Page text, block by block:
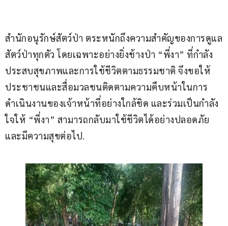
สำนักอนุรักษ์สัตว์ป่า ตระหนักถึงความสำคัญของการดูแล
สัตว์ป่าทุกตัว โดยเฉพาะอย่างยิ่งช้างป่า “พี่งา” ที่กำลัง
ประสบสุขภาพและการใช้ชีวิตตามธรรมชาติ จึงขอให้
ประชาชนและสื่อมวลชนติดตามความคืบหน้าในการ
ดำเนินงานของเจ้าหน้าที่อย่างใกล้ชิด และร่วมเป็นกำลัง
ใจให้ “พี่งา” สามารถกลับมาใช้ชีวิตได้อย่างปลอดภัย
และมีความสุขต่อไป.